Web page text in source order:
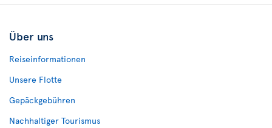
Über uns
Reiseinformationen
Unsere Flotte
Gepäckgebühren
Nachhaltiger Tourismus